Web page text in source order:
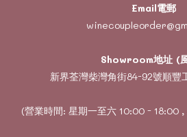
Email電郵
Showroom地址 (
新界荃灣柴灣角街84-92號順豐
(營業時間: 星期一至六 10:00 - 18:00